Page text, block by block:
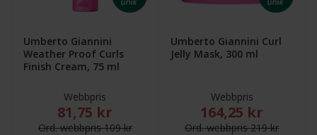
Umberto Giannini
Weather Proof Curls
Finish Cream, 75 ml
Webbpris
Nytt reducerat pris: 81,75 kr. Ordinarie webbpris
81,75 kr
Ord.webbpris109 kr
Umberto Giannini Curl
Jelly Mask, 300 ml
Webbpris
Nytt reducerat
164,25 kr
Ord.webbpris219 kr